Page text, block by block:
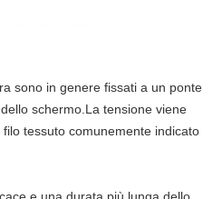
sono in genere fissati a un ponte
schermo.La tensione viene
tessuto comunemente indicato